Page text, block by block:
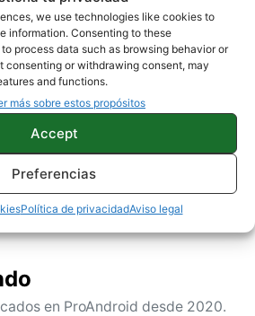
we use technologies like cookies to
information. Consenting to these
process data such as browsing behavior or
consenting or withdrawing consent, may
and functions.
más sobre estos propósitos
Accept
Preferencias
Política de privacidadAviso legal
en ProAndroid desde 2020.